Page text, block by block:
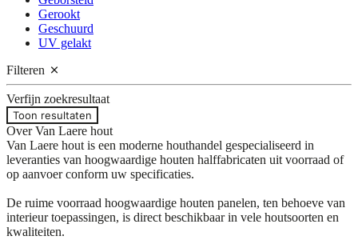
Gerookt
Geschuurd
UV gelakt
Filteren
Verfijn zoekresultaat
Toon resultaten
Over Van Laere hout
Van Laere hout is een moderne houthandel gespecialiseerd in
leveranties van hoogwaardige houten halffabricaten uit voorraad of
op aanvoer conform uw specificaties.
De ruime voorraad hoogwaardige houten panelen, ten behoeve van
interieur toepassingen, is direct beschikbaar in vele houtsoorten en
kwaliteiten.